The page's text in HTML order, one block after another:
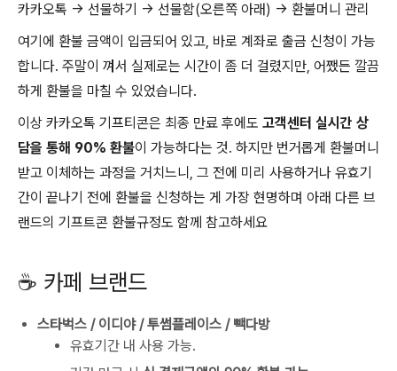
카카오톡 → 선물하기 → 선물함(오른쪽 아래) → 환불머니 관리
여기에 환불 금액이 입금되어 있고, 바로 계좌로 출금 신청이 가능
합니다. 주말이 껴서 실제로는 시간이 좀 더 걸렸지만, 어쨌든 깔끔
하게 환불을 마칠 수 있었습니다.
이상 카카오톡 기프티콘은 최종 만료 후에도 고객센터 실시간 상
담을 통해 90% 환불이 가능하다는 것. 하지만 번거롭게 환불머니
받고 이체하는 과정을 거치느니, 그 전에 미리 사용하거나 유효기
간이 끝나기 전에 환불을 신청하는 게 가장 현명하며 아래 다른 브
랜드의 기프트콘 환불규정도 함께 참고하세요
☕ 카페 브랜드
스타벅스 / 이디야 / 투썸플레이스 / 빽다방
유효기간 내 사용 가능.